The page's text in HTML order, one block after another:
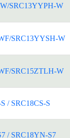
SRC13YYPH-W
SRC13YYSH-W
SRC15ZTLH-W
/ SRC18CS-S
/ SRC18YN-S7